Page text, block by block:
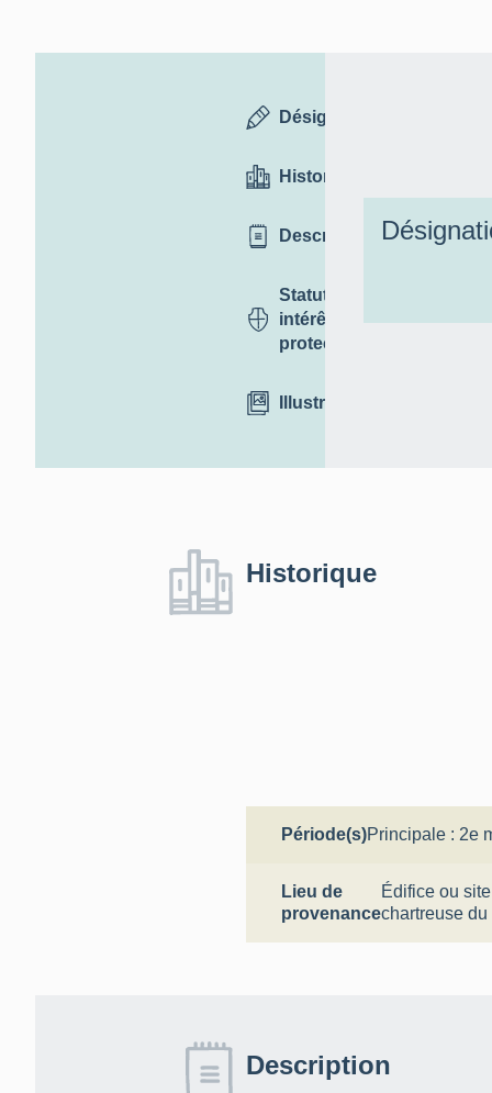
Désignation
Historique
Description
Statut,
intérêt et
protection
Illustrations
Historique
Période(s)Principale : 2e
Lieu de
provenance
Édifice ou
chartreuse
Description